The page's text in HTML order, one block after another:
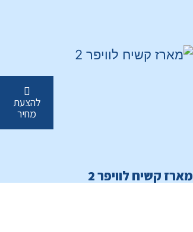
מארז קשיח לוויפר 2
להצעת
מחיר